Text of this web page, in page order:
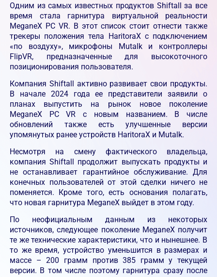
Одним из самых известных продуктов Shiftall за все
время стала гарнитура виртуальной реальности
MeganeX PC VR. В этот список стоит отнести также
трекеры положения тела HaritoraX с подключением
«по воздуху», микрофоны Mutalk и контроллеры
FlipVR, предназначенные для высокоточного
позиционирования пользователя.
Компания Shiftall активно развивает свои продукты.
В начале 2024 года ее представители заявили о
планах выпустить на рынок новое поколение
MeganeX PC VR с новым названием. В числе
обновлений также есть улучшенные версии
упомянутых ранее устройств HaritoraX и Mutalk.
Несмотря на смену фактического владельца,
компания Shiftall продолжит выпускать продукты и
не останавливает гарантийное обслуживание. Для
конечных пользователей от этой сделки ничего не
поменяется. Кроме того, есть основания полагать,
что новая гарнитура MeganeX выйдет в этом году.
По неофициальным данным из некоторых
источников, следующее поколение MeganeX получит
те же технические характеристики, что и нынешнее. В
то же время, устройство уменьшится в размерах и
массе – 200 грамм против 385 грамм у текущей
версии. В том числе поэтому гарнитура сразу после